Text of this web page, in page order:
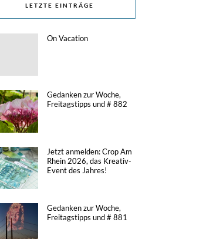
LETZTE EINTRÄGE
On Vacation
Gedanken zur Woche,
Freitagstipps und # 882
Jetzt anmelden: Crop Am
Rhein 2026, das Kreativ-
Event des Jahres!
Gedanken zur Woche,
Freitagstipps und # 881